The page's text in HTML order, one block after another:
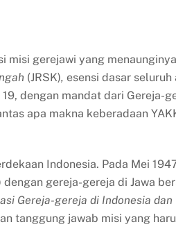
gerejawi yang
(JRSK), esensi dasar
dengan mandat dari Gereja-
apa makna keberadaan
Indonesia. Pada Mei
dengan gereja-gereja di Jawa
Gereja-gereja di Indonesia
tanggung jawab misi yang